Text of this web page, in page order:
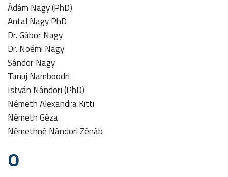
Ádám Nagy (PhD)
Antal Nagy PhD
Dr. Gábor Nagy
Dr. Noémi Nagy
Sándor Nagy
Tanuj Namboodri
István Nándori (PhD)
Németh Alexandra Kitti
Németh Géza
Némethné Nándori Zénáb
O